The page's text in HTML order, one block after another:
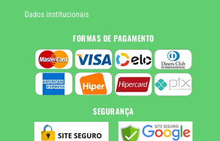
Dados institucionais
FORMAS DE PAGAMENTO
SEGURANÇA